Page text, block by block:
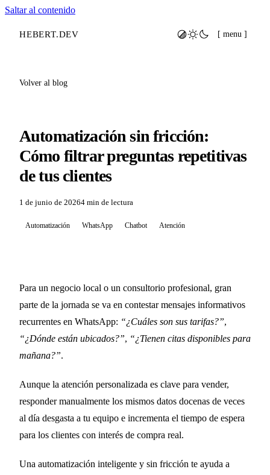
Saltar al contenido
HEBERT.DEV [ menu ]
Volver al blog
Automatización sin fricción:
Cómo filtrar preguntas repetitivas
de tus clientes
1 de junio de 20264 min de lectura
Automatización WhatsApp Chatbot Atención
Para un negocio local o un consultorio profesional, gran
parte de la jornada se va en contestar mensajes informativos
recurrentes en WhatsApp: “¿Cuáles son sus tarifas?”,
“¿Dónde están ubicados?”, “¿Tienen citas disponibles para
mañana?”.
Aunque la atención personalizada es clave para vender,
responder manualmente los mismos datos docenas de veces
al día desgasta a tu equipo e incrementa el tiempo de espera
para los clientes con interés de compra real.
Una automatización inteligente y sin fricción te ayuda a